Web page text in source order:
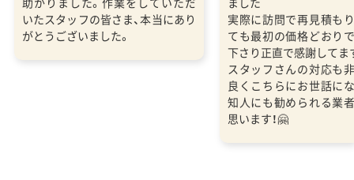
いたスタッフの皆さま、本当にあり
がとうございました。
実際に訪問で再見積も
ても最初の価格どおり
下さり正直で感謝してま
スタッフさんの対応も
良くこちらにお世話に
知人にも勧められる業
思います！🤗